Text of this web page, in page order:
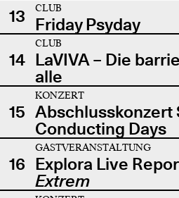
13
CLUB
Friday Psyday
14
CLUB
LaVIVA – Die
alle
15
KONZERT
Abschlusskonzert
Conducting Days
16
GASTVERANSTALTUNG
Explora Live
Extrem